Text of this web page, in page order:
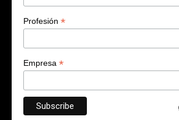
Profesión *
Empresa *